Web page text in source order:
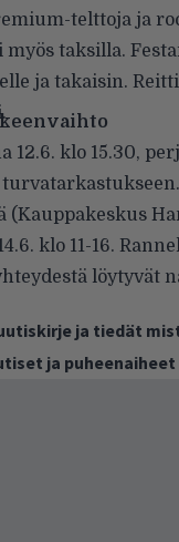
telttoja ja
myös taksilla.
ja takaisin.
12.6. klo 15.30,
(Kauppakeskus
klo 11-16.
löytyvät
ja tiedät
ja